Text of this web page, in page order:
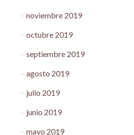
noviembre 2019
octubre 2019
septiembre 2019
agosto 2019
julio 2019
junio 2019
mayo 2019